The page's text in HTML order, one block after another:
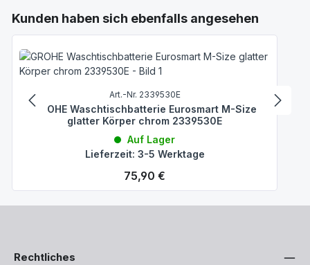
Produktgalerie überspringen
Kunden haben sich ebenfalls angesehen
Art.-Nr. 2339530E
GROHE Waschtischbatterie Eurosmart M-Size
glatter Körper chrom 2339530E
Auf Lager
Lieferzeit: 3-5 Werktage
Regulärer Preis:
75,90 €
Rechtliches